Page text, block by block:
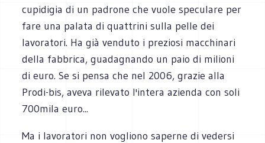
cupidigia di un padrone che vuole speculare per
fare una palata di quattrini sulla pelle dei
lavoratori. Ha già venduto i preziosi macchinari
della fabbrica, guadagnando un paio di milioni
di euro. Se si pensa che nel 2006, grazie alla
Prodi-bis, aveva rilevato l'intera azienda con soli
700mila euro...
Ma i lavoratori non vogliono saperne di vedersi